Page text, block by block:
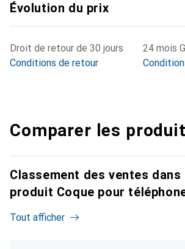
Évolution du prix
Droit de retour de 30 jours
Conditions de retour
24 mois
Comparer les
Classement des ventes dans
produit Coque pour
Tout afficher